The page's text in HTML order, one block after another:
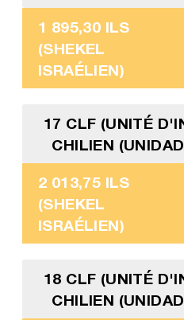
1 895,30 ILS
(SHEKEL
ISRAÉLIEN)
17 CLF (UNITÉ
CHILIEN
2 013,75 ILS
(SHEKEL
ISRAÉLIEN)
18 CLF (UNITÉ
CHILIEN